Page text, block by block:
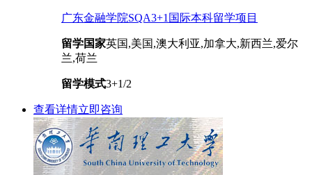
广东金融学院SQA3+1国际本科留学项目
留学国家英国,美国,澳大利亚,加拿大,新西兰,爱尔
兰,荷兰
留学模式3+1/2
查看详情立即咨询